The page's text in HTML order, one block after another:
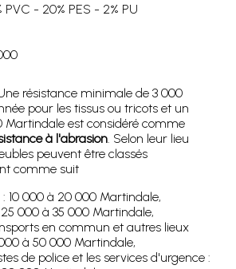
PVC - 20% PES - 2% PU
résistance minimale de 3 000
pour les tissus ou tricots et un
Martindale est considéré comme
à l'abrasion . Selon leur lieu
peuvent être classés
comme suit
10 000 à 20 000 Martindale,
000 à 35 000 Martindale,
en commun et autres lieux
à 50 000 Martindale,
de police et les services d'urgence :